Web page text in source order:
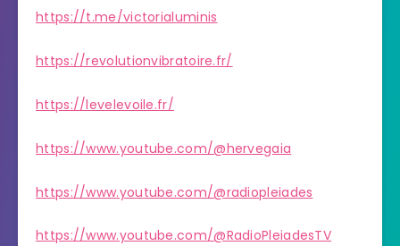
https://t.me/victorialuminis
https://revolutionvibratoire.fr/
https://levelevoile.fr/
https://www.youtube.com/@hervegaia
https://www.youtube.com/@radiopleiades
https://www.youtube.com/@RadioPleiadesTV